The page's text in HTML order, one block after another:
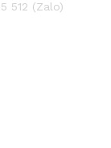
512 (Zalo)